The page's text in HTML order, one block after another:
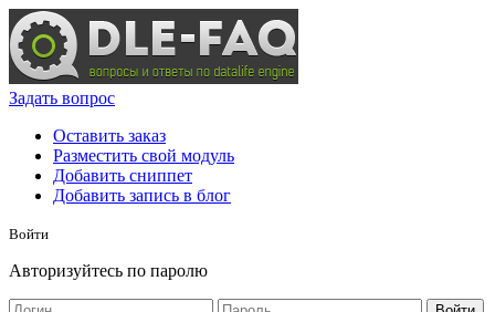
Задать вопрос
Оставить заказ
Разместить свой модуль
Добавить сниппет
Добавить запись в блог
Войти
Авторизуйтесь по паролю